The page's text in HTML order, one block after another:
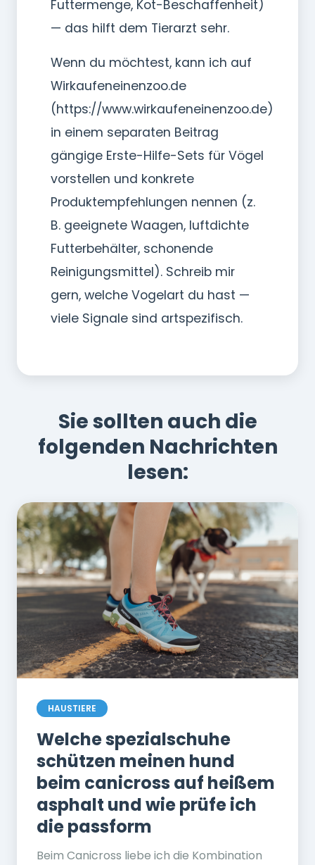
Futtermenge, Kot-Beschaffenheit)
— das hilft dem Tierarzt sehr.
Wenn du möchtest, kann ich auf
Wirkaufeneinenzoo.de
(https://www.wirkaufeneinenzoo.de)
in einem separaten Beitrag
gängige Erste-Hilfe-Sets für Vögel
vorstellen und konkrete
Produktempfehlungen nennen (z.
B. geeignete Waagen, luftdichte
Futterbehälter, schonende
Reinigungsmittel). Schreib mir
gern, welche Vogelart du hast —
viele Signale sind artspezifisch.
Sie sollten auch die
folgenden Nachrichten
lesen:
HAUSTIERE
Welche spezialschuhe
schützen meinen hund
beim canicross auf heißem
asphalt und wie prüfe ich
die passform
Beim Canicross liebe ich die Kombination